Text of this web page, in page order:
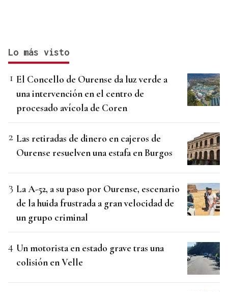
Lo más visto
El Concello de Ourense da luz verde a
una intervención en el centro de
procesado avícola de Coren
Las retiradas de dinero en cajeros de
Ourense resuelven una estafa en Burgos
La A-52, a su paso por Ourense, escenario
de la huida frustrada a gran velocidad de
un grupo criminal
Un motorista en estado grave tras una
colisión en Velle